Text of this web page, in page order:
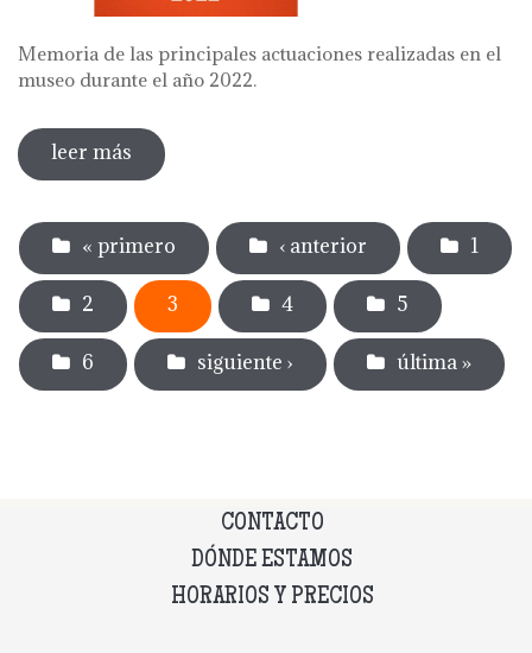
Memoria de las principales actuaciones realizadas en el
museo durante el año 2022.
leer más sobre memoria museu del càntir 2022
Páginas
« primero ‹ anterior 1
2 3 4 5
6 siguiente › última »
CONTACTO
DÓNDE ESTAMOS
HORARIOS Y PRECIOS